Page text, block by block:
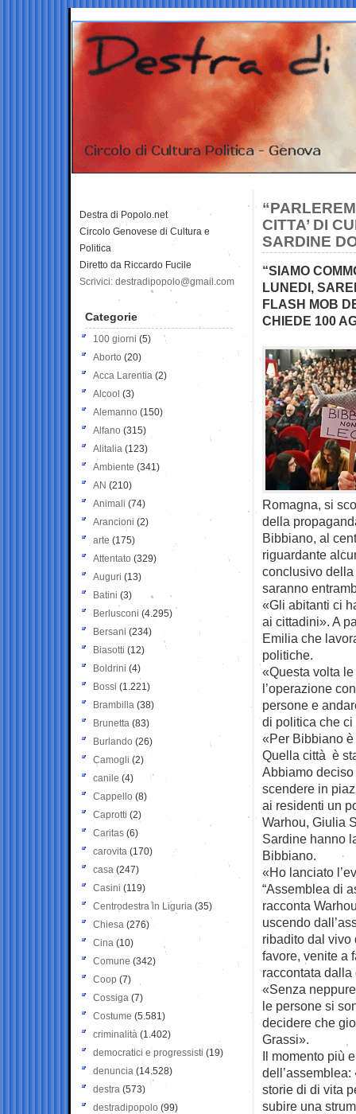
CITTA’ DI
SARDINE
“SIAMO
LUNEDI,
FLASH MOB
CHIEDE 100
Romagna, si
della
Bibbiano, al
riguardante
conclusivo
saranno
«Gli abitanti ci
ai cittadini». A
Emilia che
politiche.
«Questa volta
l’operazione
persone e
di politica che
«Per Bibbiano
Quella città è
Abbiamo
scendere in
ai residenti un
Warhou, Giulia
Sardine hanno
Bibbiano.
«Ho lanciato
“Assemblea di
racconta
uscendo
ribadito dal vivo
favore, venite a
raccontata dalla
«Senza
le persone si
decidere che
Grassi».
Il momento più
storie di di vita
subire una
Destra di Popolo.net
Circolo Genovese di Cultura e
Politica
Diretto da Riccardo Fucile
Scrivici: destradipopolo@gmail.com
Categorie
100 giorni (5)
Aborto (20)
Acca Larentia (2)
Alcool (3)
Alemanno (150)
Alfano (315)
Alitalia (123)
Ambiente (341)
AN (210)
Animali (74)
Arancioni (2)
arte (175)
Attentato (329)
Auguri (13)
Batini (3)
Berlusconi (4.295)
Bersani (234)
Biasotti (12)
Boldrini (4)
Bossi (1.221)
Brambilla (38)
Brunetta (83)
Burlando (26)
Camogli (2)
canile (4)
Cappello (8)
Caprotti (2)
Caritas (6)
carovita (170)
casa (247)
Casini (119)
Centrodestra in Liguria (35)
Chiesa (276)
Cina (10)
Comune (342)
Coop (7)
Cossiga (7)
Costume (5.581)
criminalità (1.402)
democratici e progressisti (19)
denuncia (14.528)
destra (573)
destradipopolo (99)